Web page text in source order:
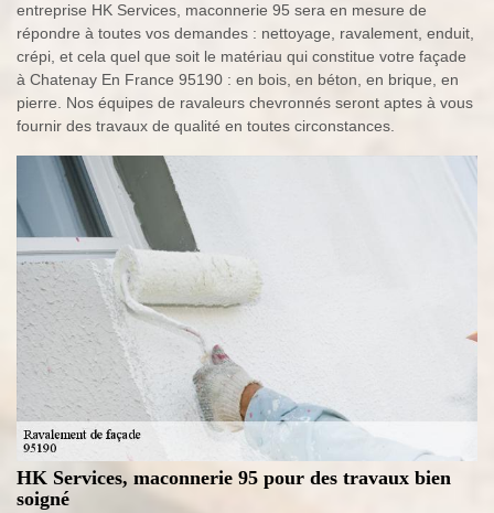
entreprise HK Services, maconnerie 95 sera en mesure de
répondre à toutes vos demandes : nettoyage, ravalement, enduit,
crépi, et cela quel que soit le matériau qui constitue votre façade
à Chatenay En France 95190 : en bois, en béton, en brique, en
pierre. Nos équipes de ravaleurs chevronnés seront aptes à vous
fournir des travaux de qualité en toutes circonstances.
HK Services, maconnerie 95 pour des travaux bien
soigné